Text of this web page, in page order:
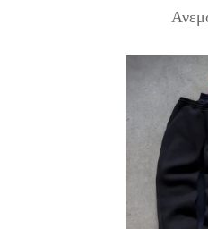
Πλέξιμο
Από
Κοπής,
Τσέπες